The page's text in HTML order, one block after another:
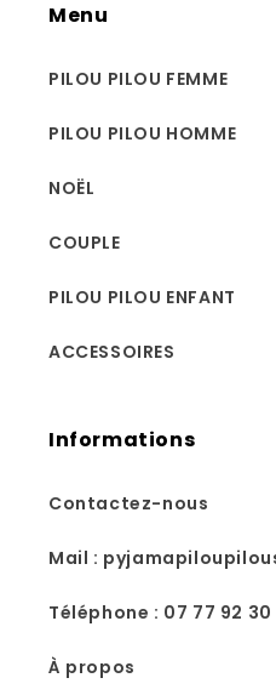
Menu
PILOU PILOU FEMME
PILOU PILOU HOMME
NOËL
COUPLE
PILOU PILOU ENFANT
ACCESSOIRES
Informations
Contactez-nous
Mail :
Téléphone : 07 77 92 30
À propos